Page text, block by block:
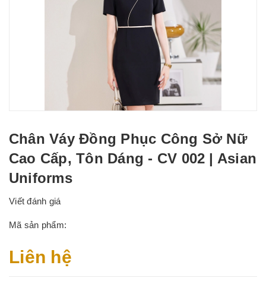
Chân Váy Đồng Phục Công Sở Nữ
Cao Cấp, Tôn Dáng - CV 002 | Asian
Uniforms
Viết đánh giá
Mã sản phẩm:
Liên hệ